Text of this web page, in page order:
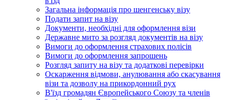
Загальна інформація про шенгенську візу
Подати запит на візу
Документи, необхідні для оформлення візи
Державне мито за розгляд документів на візу
Вимоги до оформлення страхових полісів
Вимоги до оформлення запрошень
Розгляд запиту на візу та додаткові перевірки
Оскарження відмови, анулювання або скасування
візи та дозволу на прикордонний рух
В'їзд громадян Європейського Союзу та членів